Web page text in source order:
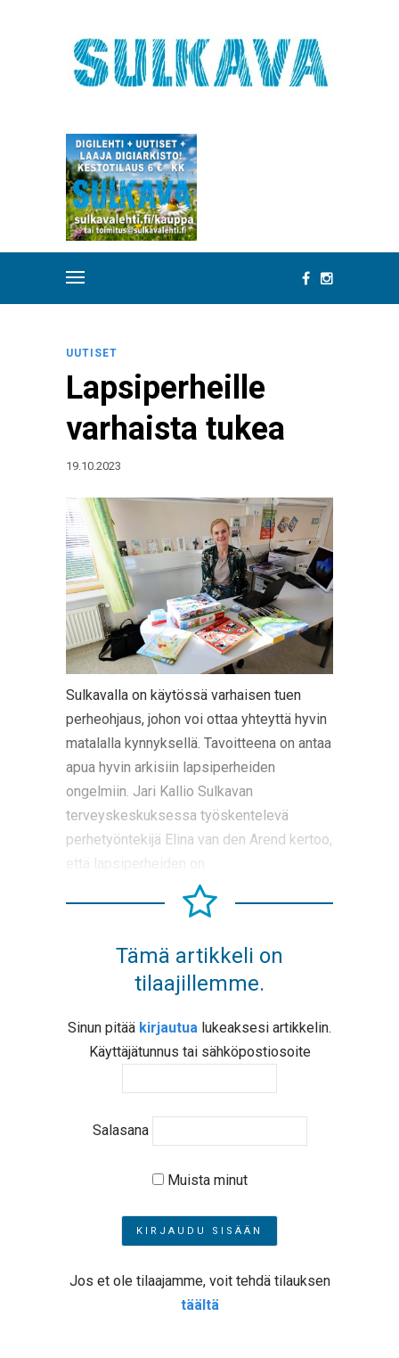
UUTISET
Lapsiperheille
varhaista tukea
19.10.2023
Sulkavalla on käytössä varhaisen tuen
perheohjaus, johon voi ottaa yhteyttä hyvin
matalalla kynnyksellä. Tavoitteena on antaa
apua hyvin arkisiin lapsiperheiden
ongelmiin. Jari Kallio Sulkavan
terveyskeskuksessa työskentelevä
perhetyöntekijä Elina van den Arend kertoo,
että lapsiperheiden on
Tämä artikkeli on
tilaajillemme.
Sinun pitää kirjautua lukeaksesi artikkelin.
Käyttäjätunnus tai sähköpostiosoite
Salasana
Muista minut
Jos et ole tilaajamme, voit tehdä tilauksen
täältä